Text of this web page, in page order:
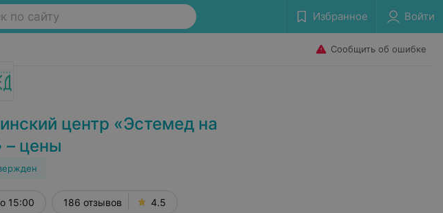
по сайту Избранное Войти
Сообщить об ошибке
центр «Эстемед на
– цены
15:00 186 отзывов 4.5